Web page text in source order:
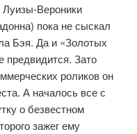
Вероники
пока не сыскал
Бэя. Да и «Золотых
предвидится. Зато
роликов он
А началось все с
о безвестном
зажег ему